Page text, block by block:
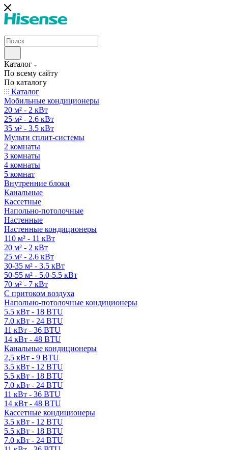
Каталог
По всему сайту
По каталогу
Каталог
Мобильные кондиционеры
20 м² - 2 кВт
25 м² - 2.6 кВт
35 м² - 3.5 кВт
Мульти сплит-системы
2 комнаты
3 комнаты
4 комнаты
5 комнат
Внутренние блоки
Канальные
Кассетные
Напольно-потолочные
Настенные
Настенные кондиционеры
110 м² - 11 кВт
20 м² - 2 кВт
25 м² - 2.6 кВт
30-35 м² - 3.5 кВт
50-55 м² - 5.0-5.5 кВт
70 м² - 7 кВт
С притоком воздуха
Напольно-потолочные кондиционеры
5.5 кВт - 18 BTU
7.0 кВт - 24 BTU
11 кВт - 36 BTU
14 кВт - 48 BTU
Канальные кондиционеры
2,5 кВт - 9 BTU
3.5 кВт - 12 BTU
5.5 кВт - 18 BTU
7.0 кВт - 24 BTU
11 кВт - 36 BTU
14 кВт - 48 BTU
Кассетные кондиционеры
3.5 кВт - 12 BTU
5.5 кВт - 18 BTU
7.0 кВт - 24 BTU